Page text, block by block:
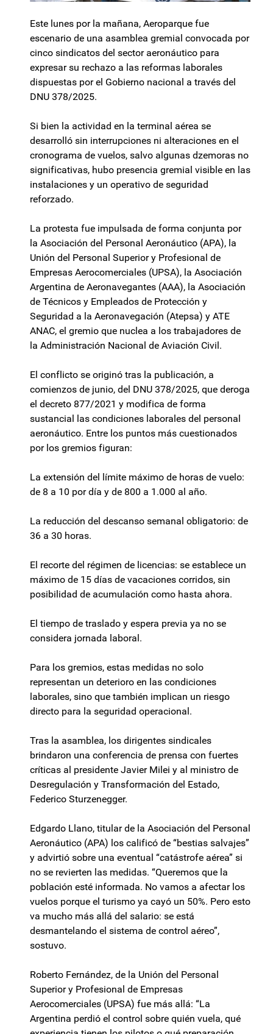
Este lunes por la mañana, Aeroparque fue
escenario de una asamblea gremial convocada por
cinco sindicatos del sector aeronáutico para
expresar su rechazo a las reformas laborales
dispuestas por el Gobierno nacional a través del
DNU 378/2025.
Si bien la actividad en la terminal aérea se
desarrolló sin interrupciones ni alteraciones en el
cronograma de vuelos, salvo algunas dzemoras no
significativas, hubo presencia gremial visible en las
instalaciones y un operativo de seguridad
reforzado.
La protesta fue impulsada de forma conjunta por
la Asociación del Personal Aeronáutico (APA), la
Unión del Personal Superior y Profesional de
Empresas Aerocomerciales (UPSA), la Asociación
Argentina de Aeronavegantes (AAA), la Asociación
de Técnicos y Empleados de Protección y
Seguridad a la Aeronavegación (Atepsa) y ATE
ANAC, el gremio que nuclea a los trabajadores de
la Administración Nacional de Aviación Civil.
El conflicto se originó tras la publicación, a
comienzos de junio, del DNU 378/2025, que deroga
el decreto 877/2021 y modifica de forma
sustancial las condiciones laborales del personal
aeronáutico. Entre los puntos más cuestionados
por los gremios figuran:
La extensión del límite máximo de horas de vuelo:
de 8 a 10 por día y de 800 a 1.000 al año.
La reducción del descanso semanal obligatorio: de
36 a 30 horas.
El recorte del régimen de licencias: se establece un
máximo de 15 días de vacaciones corridos, sin
posibilidad de acumulación como hasta ahora.
El tiempo de traslado y espera previa ya no se
considera jornada laboral.
Para los gremios, estas medidas no solo
representan un deterioro en las condiciones
laborales, sino que también implican un riesgo
directo para la seguridad operacional.
Tras la asamblea, los dirigentes sindicales
brindaron una conferencia de prensa con fuertes
críticas al presidente Javier Milei y al ministro de
Desregulación y Transformación del Estado,
Federico Sturzenegger.
Edgardo Llano, titular de la Asociación del Personal
Aeronáutico (APA) los calificó de “bestias salvajes”
y advirtió sobre una eventual “catástrofe aérea” si
no se revierten las medidas. “Queremos que la
población esté informada. No vamos a afectar los
vuelos porque el turismo ya cayó un 50%. Pero esto
va mucho más allá del salario: se está
desmantelando el sistema de control aéreo”,
sostuvo.
Roberto Fernández, de la Unión del Personal
Superior y Profesional de Empresas
Aerocomerciales (UPSA) fue más allá: “La
Argentina perdió el control sobre quién vuela, qué